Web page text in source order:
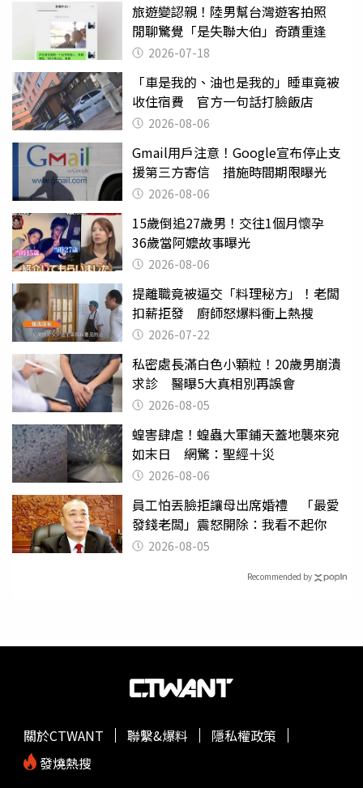
旅遊變認親！陸男幫台灣遊客拍照
閒聊驚覺「是失聯大伯」奇蹟重逢
2026-07-18
「車是我的、油也是我的」睡車竟被
收住宿費 官方一句話打臉飯店
2026-08-06
Gmail用戶注意！Google宣布停止支
援第三方寄信 措施時間期限曝光
2026-08-06
15歲倒追27歲男！交往1個月懷孕
36歲當阿嬤故事曝光
2026-08-06
提離職竟被逼交「料理秘方」！老闆
扣薪拒發 廚師怒爆料衝上熱搜
2026-07-22
私密處長滿白色小顆粒！20歲男崩潰
求診 醫曝5大真相別再誤會
2026-08-05
蝗害肆虐！蝗蟲大軍鋪天蓋地襲來宛
如末日 網驚：聖經十災
2026-08-06
員工怕丟臉拒讓母出席婚禮 「最愛
發錢老闆」震怒開除：我看不起你
2026-08-05
Recommended by
關於CTWANT 聯繫&爆料
隱私權政策
發燒熱搜